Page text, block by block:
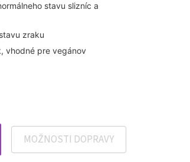
stavu slizníc a
zraku
vhodné pre vegánov
MOŽNOSTI DOPRAVY